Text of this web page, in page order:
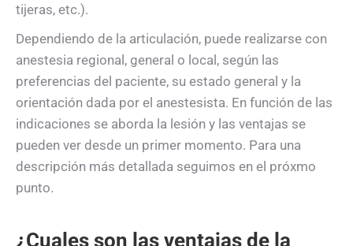
tijeras, etc.).
Dependiendo de la articulación, puede realizarse con
anestesia regional, general o local, según las
preferencias del paciente, su estado general y la
orientación dada por el anestesista. En función de las
indicaciones se aborda la lesión y las ventajas se
pueden ver desde un primer momento. Para una
descripción más detallada seguimos en el próxmo
punto.
¿Cuales son las ventajas de la